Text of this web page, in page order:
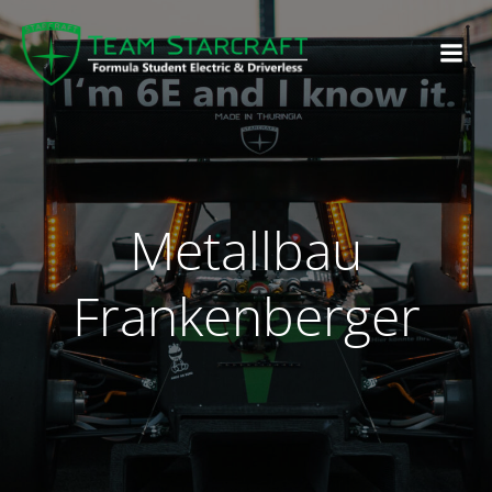
Metallbau
Frankenberger